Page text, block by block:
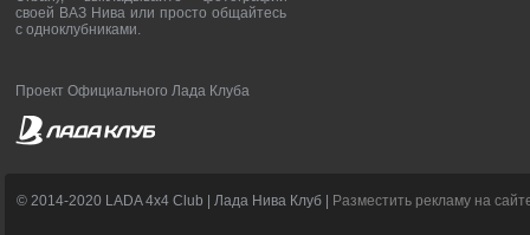
своей ВАЗ Нива или просто общайтесь
с одноклубниками.
Проект Официального Лада Клуба
© 2014-2020 LADA 4x4 Club | Лада Нива Клуб | Разместить рекламу на